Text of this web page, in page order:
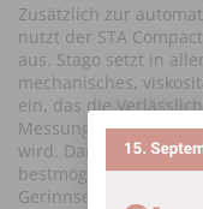
Zusätzlich zur
nutzt der STA
aus. Stago setzt in
mechanisches,
ein, das die
Messung nicht durch
wird. Darüber hinaus
bestmögliche
Gerinnsel.
Image